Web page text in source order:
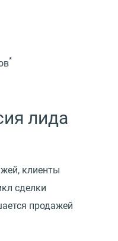
*
лида
клиенты
сделки
продажей